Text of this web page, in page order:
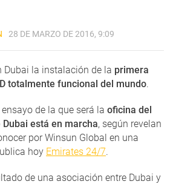
28 DE MARZO DE 2016, 9:09
Dubai la instalación de la primera
totalmente funcional del mundo.
de la que será la oficina del
está en marcha, según revelan
por Winsun Global en una
hoy Emirates 24/7.
de una asociación entre Dubai y